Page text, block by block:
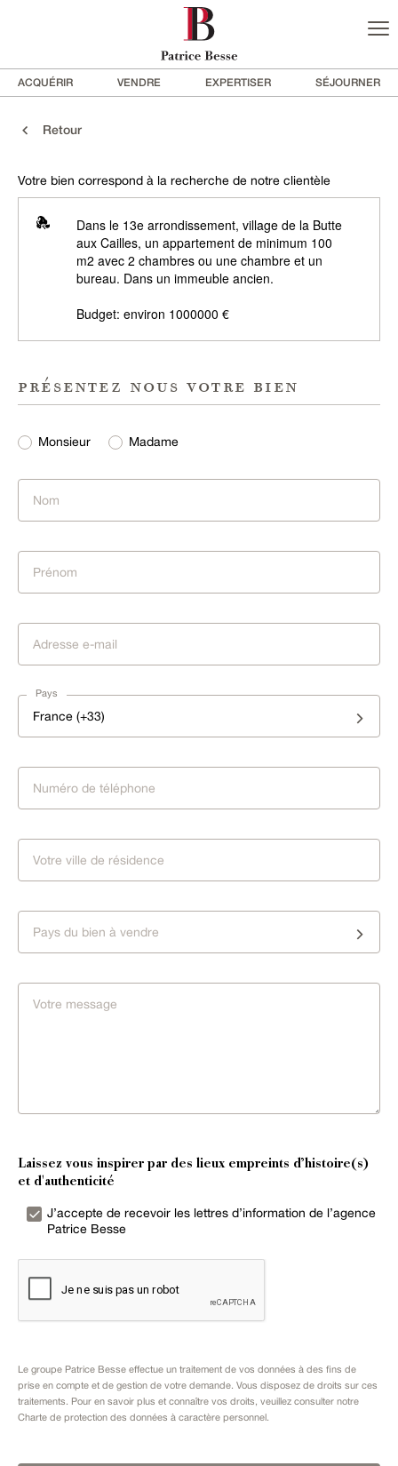
ACQUÉRIR VENDRE EXPERTISER SÉJOURNER
Retour
Votre bien correspond à la recherche de notre clientèle
Dans le 13e arrondissement, village de la Butte
aux Cailles, un appartement de minimum 100
m2 avec 2 chambres ou une chambre et un
bureau. Dans un immeuble ancien.
Budget: environ 1000000 €
présentez nous votre bien
Monsieur Madame
Pays
France (+33)
Pays du bien à vendre
Laissez vous inspirer par des lieux empreints d’histoire(s)
et d'authenticité
J’accepte de recevoir les lettres d’information de l’agence
Patrice Besse
Le groupe Patrice Besse effectue un traitement de vos données à des fins de
prise en compte et de gestion de votre demande. Vous disposez de droits sur ces
traitements. Pour en savoir plus et connaître vos droits, veuillez consulter notre
Charte de protection des données à caractère personnel .